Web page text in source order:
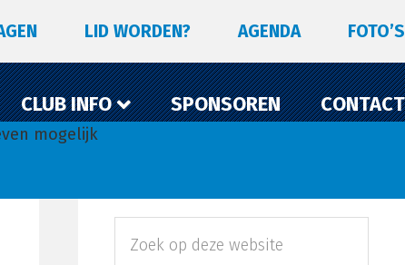
LID WORDEN? AGENDA FOTO’S
CLUB INFO SPONSOREN CONTACT
mogelijk
Primaire
Sidebar